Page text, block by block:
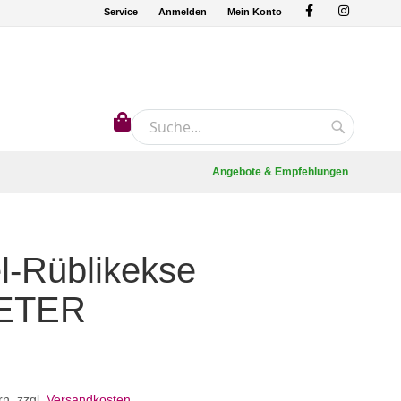
Service Anmelden Mein Konto
Suche
Mein Warenkorb
Angebote & Empfehlungen
Rüblikekse